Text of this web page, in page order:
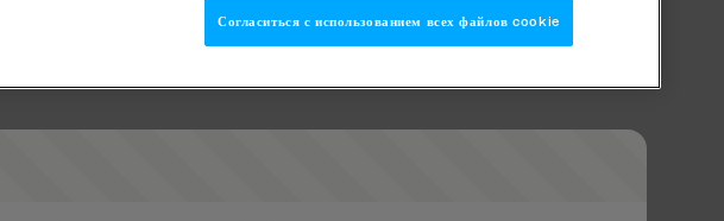
Согласиться с использованием всех файлов cookie